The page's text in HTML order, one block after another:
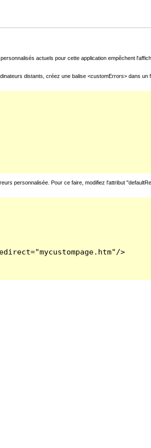
actuels pour cette application empêchent
distants, créez une balise <customErrors> dans
personnalisée. Pour ce faire, modifiez l'attribut
>